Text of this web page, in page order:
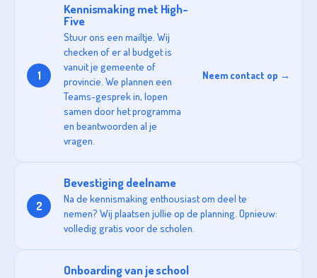
1
Kennismaking met High-
Five
Stuur ons een mailtje. Wij
checken of er al budget is
vanuit je gemeente of
provincie. We plannen een
Teams-gesprek in, lopen
samen door het programma
en beantwoorden al je
vragen.
Neem contact op →
2
Bevestiging deelname
Na de kennismaking enthousiast om deel te
nemen? Wij plaatsen jullie op de planning. Opnieuw:
volledig gratis voor de scholen.
Onboarding van je school